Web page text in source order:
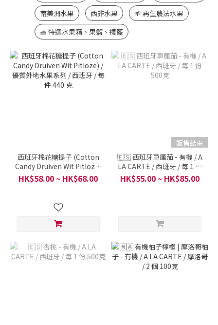
南美洲水果
西非水果
🌱 再生農法水果
🧺 特選水果箱、果籃、禮籃
西班牙棉花糖提子 (Cotton
Candy Druiven Wit Pitloze)
/ 優質外地水果系列 / 西班牙
/ 每件 440 克
HK$58.00 ~ HK$68.00
販售結束
🇪🇸 西班牙車厘茄 - 有機 / A
LA CARTE / 西班牙 / 每 1 份
500克
HK$55.00 ~ HK$85.00